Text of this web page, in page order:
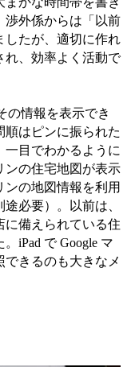
渉外係からは「以前
したが、適切に作れ
れ、効率よく活動で
の情報を表示でき
順はピンに振られた
目でわかるように
ンの住宅地図が表示
の地図情報を利用
必要）。以前は、
に備えられている住
iPad で Google マ
きるのも大きなメ